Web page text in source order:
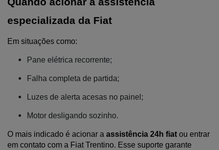
especializada da Fiat
Em situações como:
Pane elétrica recorrente;
Falha completa de partida;
Luzes de alerta acesas no painel;
Motor desligando sozinho.
O mais indicado é acionar a assistência 24h fiat ou entrar
em contato com a Fiat Trentino. Esse suporte garante